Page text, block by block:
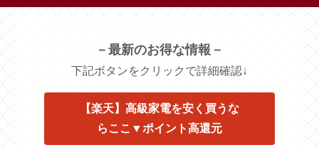
－最新のお得な情報－
下記ボタンをクリックで詳細確認↓
【楽天】高級家電を安く買うな
らここ▼ポイント高還元